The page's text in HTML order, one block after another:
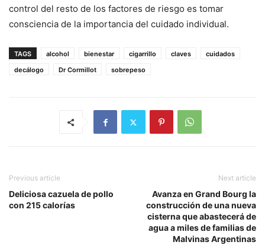
control del resto de los factores de riesgo es tomar
consciencia de la importancia del cuidado individual.
TAGS alcohol bienestar cigarrillo claves
cuidados
decálogo
Dr Cormillot sobrepeso
Previous article
Deliciosa cazuela de pollo
con 215 calorías
Next article
Avanza en Grand Bourg la
construcción de una nueva
cisterna que abastecerá de
agua a miles de familias de
Malvinas Argentinas